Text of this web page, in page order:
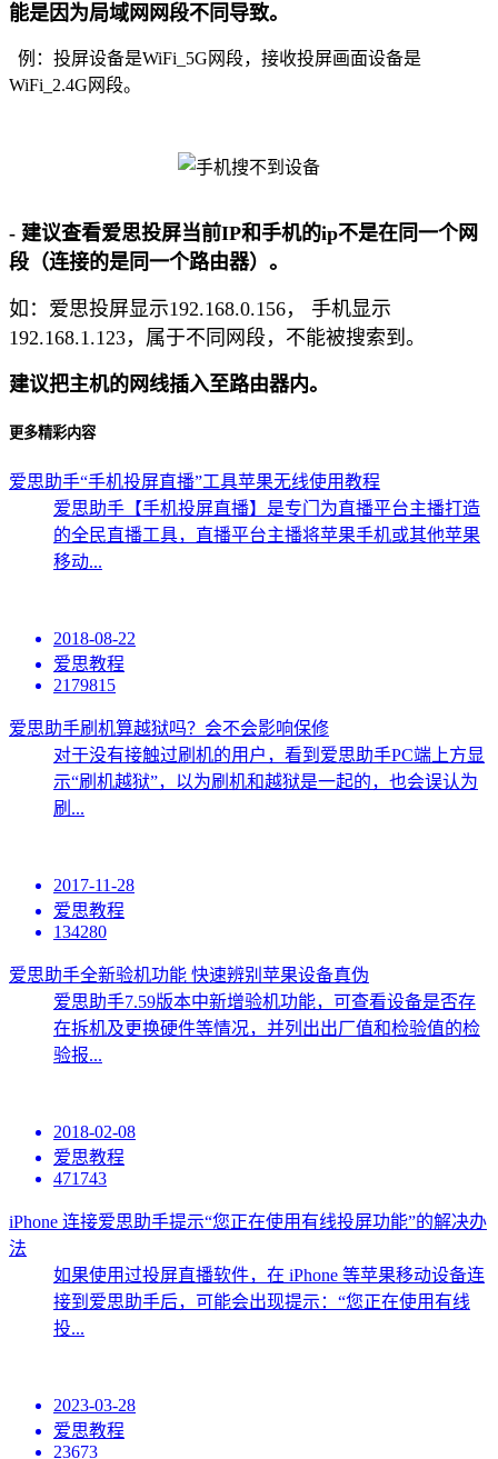
能是因为局域网网段不同导致。
例：投屏设备是WiFi_5G网段，接收投屏画面设备是
WiFi_2.4G网段。
- 建议查看爱思投屏当前IP和手机的ip不是在同一个网
段（连接的是同一个路由器）。
如：爱思投屏显示192.168.0.156， 手机显示
192.168.1.123，属于不同网段，不能被搜索到。
建议把主机的网线插入至路由器内。
更多精彩内容
爱思助手“手机投屏直播”工具苹果无线使用教程
爱思助手【手机投屏直播】是专门为直播平台主播打造
的全民直播工具，直播平台主播将苹果手机或其他苹果
移动...
2018-08-22
爱思教程
2179815
爱思助手刷机算越狱吗？会不会影响保修
对于没有接触过刷机的用户，看到爱思助手PC端上方显
示“刷机越狱”，以为刷机和越狱是一起的，也会误认为
刷...
2017-11-28
爱思教程
134280
爱思助手全新验机功能 快速辨别苹果设备真伪
爱思助手7.59版本中新增验机功能，可查看设备是否存
在拆机及更换硬件等情况，并列出出厂值和检验值的检
验报...
2018-02-08
爱思教程
471743
iPhone 连接爱思助手提示“您正在使用有线投屏功能”的解决办
法
如果使用过投屏直播软件，在 iPhone 等苹果移动设备连
接到爱思助手后，可能会出现提示：“您正在使用有线
投...
2023-03-28
爱思教程
23673